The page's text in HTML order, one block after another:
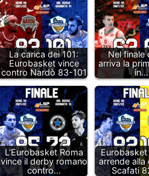
La carica dei 101:
Eurobasket vince
contro Nardò 83-101
Nel finale
arriva la
in…
L’Eurobasket Roma
vince il derby romano
contro…
Eurobasket
arrende alla
Scafati